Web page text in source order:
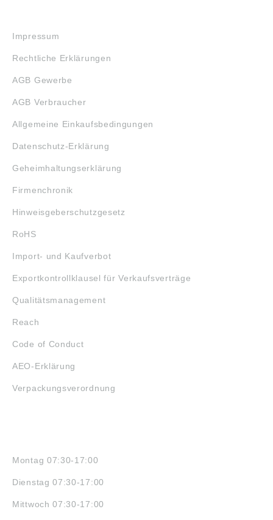
Impressum
Rechtliche Erklärungen
AGB Gewerbe
AGB Verbraucher
Allgemeine Einkaufsbedingungen
Datenschutz-Erklärung
Geheimhaltungserklärung
Firmenchronik
Hinweisgeberschutzgesetz
RoHS
Import- und Kaufverbot
Exportkontrollklausel für Verkaufsverträge
Qualitätsmanagement
Reach
Code of Conduct
AEO-Erklärung
Verpackungsverordnung
Montag 07:30-17:00
Dienstag 07:30-17:00
Mittwoch 07:30-17:00